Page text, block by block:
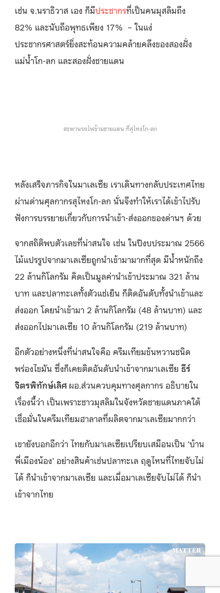
เช่น จ.นราธิวาส เอง ก็มีประชากรที่เป็นคนมุสลิมถึง
82% และนับถือพุทธเพียง 17% – ในแง่
ประชากรศาสตร์ยิ่งสะท้อนความคล้ายคลึงของสองฝั่ง
แม่น้ำโก-ลก และสองฝั่งชายแดน
สะพานรถไฟข้ามชายแดน ที่สุไหงโก-ลก
หลังเสร็จภารกิจในมาเลเซีย เราเดินทางกลับประเทศไทย
ผ่านด่านศุลกากรสุไหงโก-ลก นั่นจึงทำให้เราได้เข้าไปรับ
ฟังการบรรยายเกี่ยวกับการนำเข้า-ส่งออกของด่านฯ ด้วย
จากสถิติพบตัวเลขที่น่าสนใจ เช่น ในปีงบประมาณ 2566
ไม้แปรรูปจากมาเลเซียถูกนำเข้ามามากที่สุด มีน้ำหนักถึง
22 ล้านกิโลกรัม คิดเป็นมูลค่านำเข้าประมาณ 321 ล้าน
บาท และปลาทะเลทั้งตัวแช่เย็น ก็ติดอันดับทั้งนำเข้าและ
ส่งออก โดยนำเข้ามา 2 ล้านกิโลกรัม (48 ล้านบาท) และ
ส่งออกไปมาเลเซีย 10 ล้านกิโลกรัม (219 ล้านบาท)
อีกตัวอย่างหนึ่งที่น่าสนใจคือ ครีมเทียมข้นหวานชนิด
พร่องไขมัน ซึ่งก็เคยติดอันดับนำเข้าจากมาเลเซีย ธีร์
จิตรพิทักษ์เลิศ ผอ.ส่วนควบคุมทางศุลกากร อธิบายใน
เรื่องนี้ว่า เป็นเพราะชาวมุสลิมในจังหวัดชายแดนภาคใต้
เชื่อมั่นในครีมเทียมฮาลาลที่ผลิตจากมาเลเซียมากกว่า
เขายังบอกอีกว่า ไทยกับมาเลเซียเปรียบเสมือนเป็น ‘บ้าน
พี่เมืองน้อง’ อย่างสินค้าเช่นปลาทะเล ฤดูไหนที่ไทยจับไม่
ได้ ก็นำเข้าจากมาเลเซีย และเมื่อมาเลเซียจับไม่ได้ ก็นำ
เข้าจากไทย